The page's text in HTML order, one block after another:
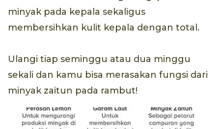
minyak pada kepala sekaligus
membersihkan kulit kepala dengan total.
Ulangi tiap seminggu atau dua minggu
sekali dan kamu bisa merasakan fungsi dari
minyak zaitun pada rambut!